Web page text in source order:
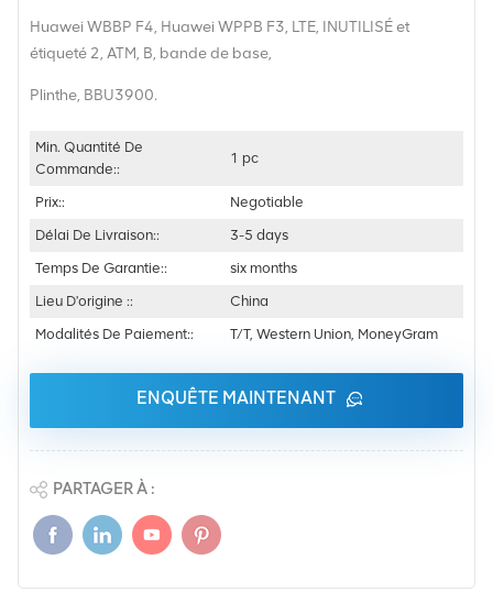
Huawei WBBP F4, Huawei WPPB F3, LTE, INUTILISÉ et
étiqueté 2, ATM, B, bande de base,
Plinthe, BBU3900.
Min. Quantité De
Commande::
1 pc
Prix::
Negotiable
Délai De Livraison::
3-5 days
Temps De Garantie::
six months
Lieu D'origine ::
China
Modalités De Paiement::
T/T, Western Union, MoneyGram
ENQUÊTE MAINTENANT
PARTAGER À :